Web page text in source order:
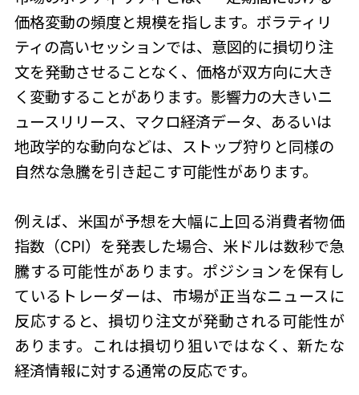
価格変動の頻度と規模を指します。ボラティリ
ティの高いセッションでは、意図的に損切り注
文を発動させることなく、価格が双方向に大き
く変動することがあります。影響力の大きいニ
ュースリリース、マクロ経済データ、あるいは
地政学的な動向などは、 ストップ狩り と同様の
自然な急騰を引き起こす可能性があります。
例えば、米国が予想を大幅に上回る消費者物価
指数（CPI）を発表した場合、米ドルは数秒で急
騰する可能性があります。ポジションを保有し
ているトレーダーは、市場が正当なニュースに
反応すると、損切り注文が発動される可能性が
あります。これは損切り狙いではなく、新たな
経済情報に対する通常の反応です。